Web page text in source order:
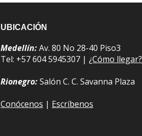
UBICACIÓN
Medellín:Av. 80 No 28-40 Piso3
Tel: +57 604 5945307 | ¿Cómo llegar?
Rionegro:Salón C. C. Savanna Plaza
Conócenos | Escríbenos